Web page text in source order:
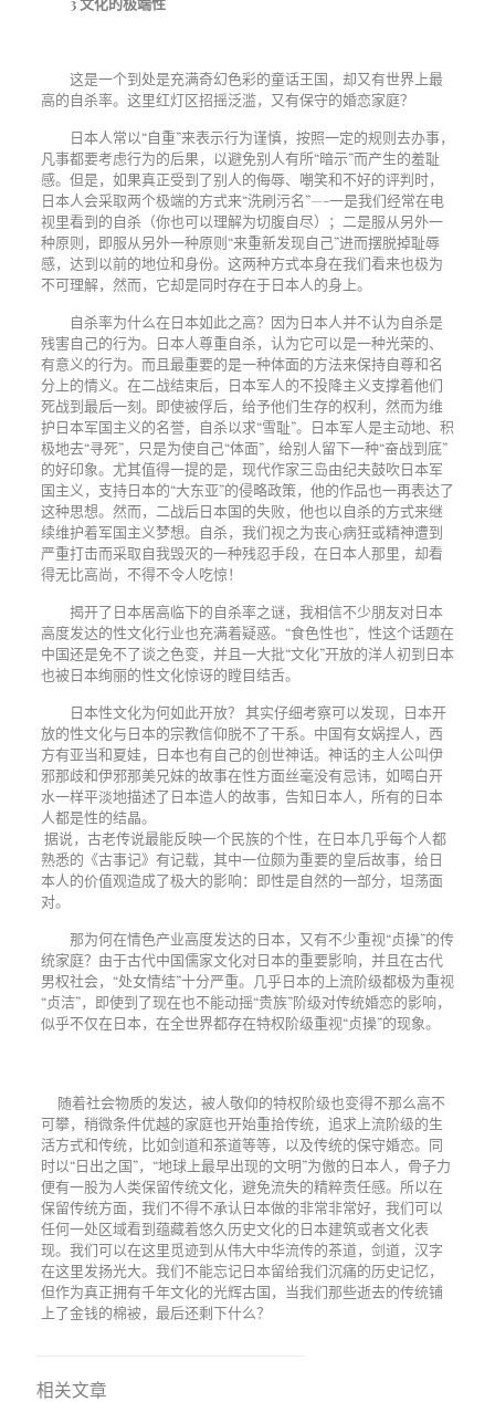
这是一个到处是充满奇幻色彩的童话王国，却又有世界上最
高的自杀率。这里红灯区招摇泛滥，又有保守的婚恋家庭？
日本人常以“自重”来表示行为谨慎，按照一定的规则去办事，
凡事都要考虑行为的后果，以避免别人有所“暗示”而产生的羞耻
感。但是，如果真正受到了别人的侮辱、嘲笑和不好的评判时，
日本人会采取两个极端的方式来“洗刷污名”—-一是我们经常在电
视里看到的自杀（你也可以理解为切腹自尽）；二是服从另外一
种原则，即服从另外一种原则“来重新发现自己”进而摆脱掉耻辱
感，达到以前的地位和身份。这两种方式本身在我们看来也极为
不可理解，然而，它却是同时存在于日本人的身上。
自杀率为什么在日本如此之高？因为日本人并不认为自杀是
残害自己的行为。日本人尊重自杀，认为它可以是一种光荣的、
有意义的行为。而且最重要的是一种体面的方法来保持自尊和名
分上的情义。在二战结束后，日本军人的不投降主义支撑着他们
死战到最后一刻。即使被俘后，给予他们生存的权利，然而为维
护日本军国主义的名誉，自杀以求“雪耻”。日本军人是主动地、积
极地去“寻死”，只是为使自己“体面”，给别人留下一种“奋战到底”
的好印象。尤其值得一提的是，现代作家三岛由纪夫鼓吹日本军
国主义，支持日本的“大东亚”的侵略政策，他的作品也一再表达了
这种思想。然而，二战后日本国的失败，他也以自杀的方式来继
续维护着军国主义梦想。自杀，我们视之为丧心病狂或精神遭到
严重打击而采取自我毁灭的一种残忍手段，在日本人那里，却看
得无比高尚，不得不令人吃惊！
揭开了日本居高临下的自杀率之谜，我相信不少朋友对日本
高度发达的性文化行业也充满着疑惑。“食色性也”，性这个话题在
中国还是免不了谈之色变，并且一大批“文化”开放的洋人初到日本
也被日本绚丽的性文化惊讶的瞠目结舌。
日本性文化为何如此开放？ 其实仔细考察可以发现，日本开
放的性文化与日本的宗教信仰脱不了干系。中国有女娲捏人，西
方有亚当和夏娃，日本也有自己的创世神话。神话的主人公叫伊
邪那歧和伊邪那美兄妹的故事在性方面丝毫没有忌讳，如喝白开
水一样平淡地描述了日本造人的故事，告知日本人，所有的日本
人都是性的结晶。
据说，古老传说最能反映一个民族的个性，在日本几乎每个人都
熟悉的《古事记》有记载，其中一位颇为重要的皇后故事，给日
本人的价值观造成了极大的影响：即性是自然的一部分，坦荡面
对。
那为何在情色产业高度发达的日本，又有不少重视“贞操”的传
统家庭？由于古代中国儒家文化对日本的重要影响，并且在古代
男权社会，“处女情结”十分严重。几乎日本的上流阶级都极为重视
“贞洁”，即使到了现在也不能动摇“贵族”阶级对传统婚恋的影响，
似乎不仅在日本，在全世界都存在特权阶级重视“贞操”的现象。
随着社会物质的发达，被人敬仰的特权阶级也变得不那么高不
可攀，稍微条件优越的家庭也开始重拾传统，追求上流阶级的生
活方式和传统，比如剑道和茶道等等，以及传统的保守婚恋。同
时以“日出之国”，“地球上最早出现的文明”为傲的日本人，骨子力
便有一股为人类保留传统文化，避免流失的精粹责任感。所以在
保留传统方面，我们不得不承认日本做的非常非常好，我们可以
任何一处区域看到蕴藏着悠久历史文化的日本建筑或者文化表
现。我们可以在这里觅迹到从伟大中华流传的茶道，剑道，汉字
在这里发扬光大。我们不能忘记日本留给我们沉痛的历史记忆，
但作为真正拥有千年文化的光辉古国，当我们那些逝去的传统铺
上了金钱的棉被，最后还剩下什么？
相关文章